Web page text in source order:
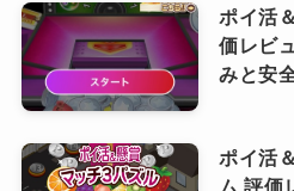
ポイ活
価レビ
みと安
ポイ活
ム 評価